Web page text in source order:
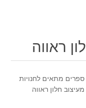
ראווה
ספרים מתאים לחנויות
חלון ראווה